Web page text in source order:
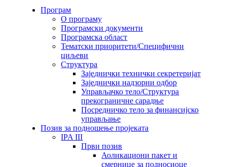
Програм
О програму
Програмски документи
Програмска област
Тематски приоритети/Специфични
циљеви
Структура
Заједнички технички секретеријат
Заједнички надзорни одбор
Управљачко тело/Структура
прекограничне сарадње
Посредничко тело за финансијско
управљање
Позив за подношење пројеката
IPA III
Први позив
Аоликациони пакет и
смернице за подносиоце